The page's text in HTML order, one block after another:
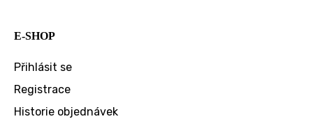
E-SHOP
Přihlásit se
Registrace
Historie objednávek